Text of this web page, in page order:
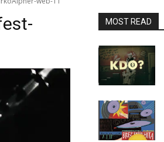
MOST READ